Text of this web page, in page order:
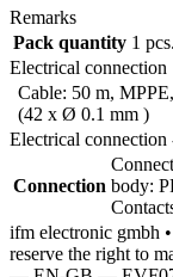
Remarks
Pack quantity 1 pcs.
Electrical connection
Cable: 50 m,
(42 x Ø 0.1 mm )
Electrical connection
Connection body:
ifm electronic gmbh
reserve the right to